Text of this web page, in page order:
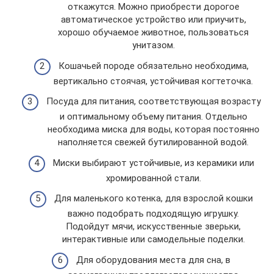
откажутся. Можно приобрести дорогое
автоматическое устройство или приучить,
хорошо обучаемое животное, пользоваться
унитазом.
Кошачьей породе обязательно необходима,
вертикально стоячая, устойчивая когтеточка.
Посуда для питания, соответствующая возрасту
и оптимальному объему питания. Отдельно
необходима миска для воды, которая постоянно
наполняется свежей бутилированной водой.
Миски выбирают устойчивые, из керамики или
хромированной стали.
Для маленького котенка, для взрослой кошки
важно подобрать подходящую игрушку.
Подойдут мячи, искусственные зверьки,
интерактивные или самодельные поделки.
Для оборудования места для сна, в